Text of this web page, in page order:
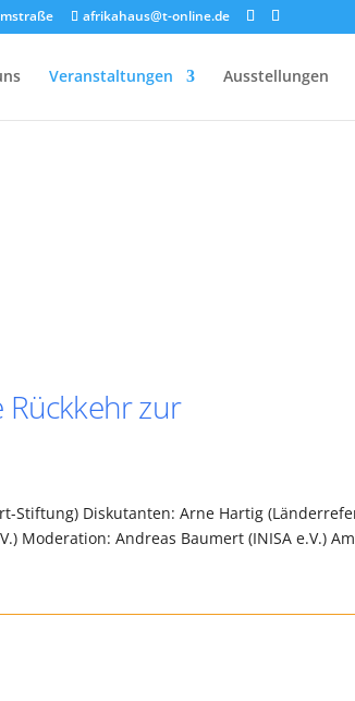
afrikahaus@t-online.de
Veranstaltungen Ausstellungen
Rückkehr zur
Stiftung) Diskutanten: Arne Hartig
Moderation: Andreas Baumert (INISA e.V.)